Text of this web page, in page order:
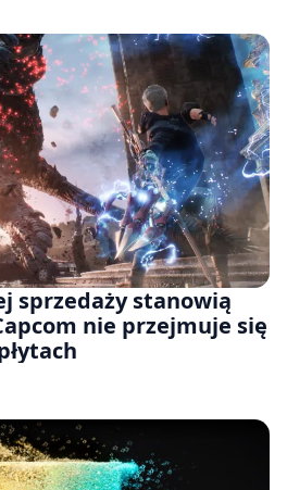
sprzedaży stanowią
nie przejmuje się